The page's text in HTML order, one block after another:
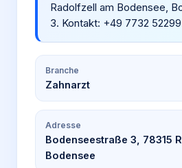
Radolfzell am Bodensee,
3. Kontakt: +49 7732
Branche
Zahnarzt
Adresse
Bodenseestraße 3, 78315
Bodensee